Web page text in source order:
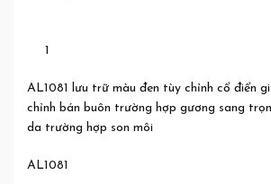
1
AL1081 lưu trữ màu đen tùy chỉnh cổ điển
chỉnh bán buôn trường hợp gương sang
da trường hợp son môi
AL1081